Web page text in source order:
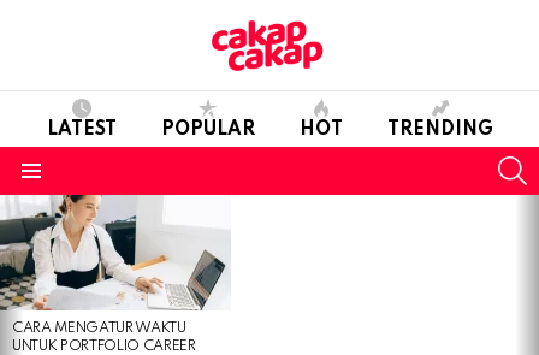
LATEST POPULAR HOT TRENDING
LATEST
STORIES
CARA MENGATUR WAKTU
UNTUK PORTFOLIO CAREER